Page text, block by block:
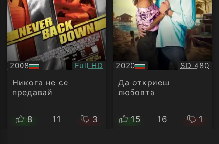
2008
БГ
аудио
Качество:
Full HD
Никога не се
предавай
8 11 3
2020
БГ
аудио
SD 480
Да откриеш
любовта
15 16 1